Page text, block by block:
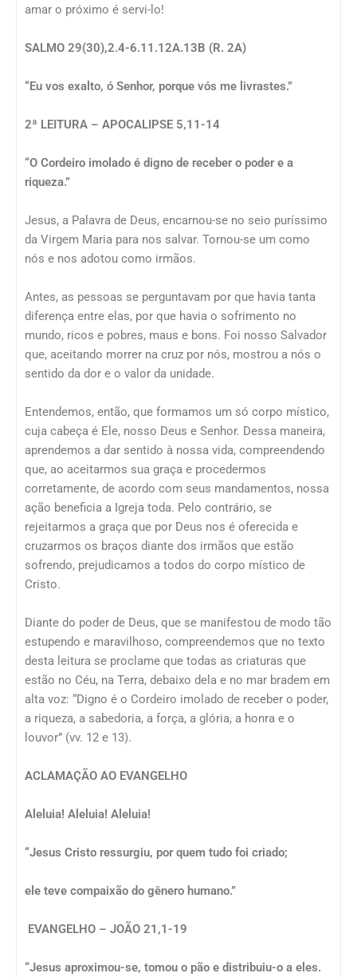
amar o próximo é servi-lo!
SALMO 29(30),2.4-6.11.12A.13B (R. 2A)
“Eu vos exalto, ó Senhor, porque vós me livrastes.”
2ª LEITURA – APOCALIPSE 5,11-14
“O Cordeiro imolado é digno de receber o poder e a
riqueza.”
Jesus, a Palavra de Deus, encarnou-se no seio puríssimo
da Virgem Maria para nos salvar. Tornou-se um como
nós e nos adotou como irmãos.
Antes, as pessoas se perguntavam por que havia tanta
diferença entre elas, por que havia o sofrimento no
mundo, ricos e pobres, maus e bons. Foi nosso Salvador
que, aceitando morrer na cruz por nós, mostrou a nós o
sentido da dor e o valor da unidade.
Entendemos, então, que formamos um só corpo místico,
cuja cabeça é Ele, nosso Deus e Senhor. Dessa maneira,
aprendemos a dar sentido à nossa vida, compreendendo
que, ao aceitarmos sua graça e procedermos
corretamente, de acordo com seus mandamentos, nossa
ação beneficia a Igreja toda. Pelo contrário, se
rejeitarmos a graça que por Deus nos é oferecida e
cruzarmos os braços diante dos irmãos que estão
sofrendo, prejudicamos a todos do corpo místico de
Cristo.
Diante do poder de Deus, que se manifestou de modo tão
estupendo e maravilhoso, compreendemos que no texto
desta leitura se proclame que todas as criaturas que
estão no Céu, na Terra, debaixo dela e no mar bradem em
alta voz: “Digno é o Cordeiro imolado de receber o poder,
a riqueza, a sabedoria, a força, a glória, a honra e o
louvor” (vv. 12 e 13).
ACLAMAÇÃO AO EVANGELHO
Aleluia! Aleluia! Aleluia!
“Jesus Cristo ressurgiu, por quem tudo foi criado;
ele teve compaixão do gênero humano.”
EVANGELHO – JOÃO 21,1-19
“Jesus aproximou-se, tomou o pão e distribuiu-o a eles.